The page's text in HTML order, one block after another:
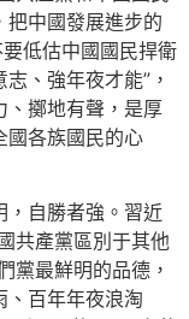
把中國發展進步的
低估中國國民捍衛
、強年夜才能”，
、擲地有聲，是厚
國各族國民的心
，自勝者強。習近
共產黨區別于其他
黨最鮮明的品德，
、百年年夜浪淘